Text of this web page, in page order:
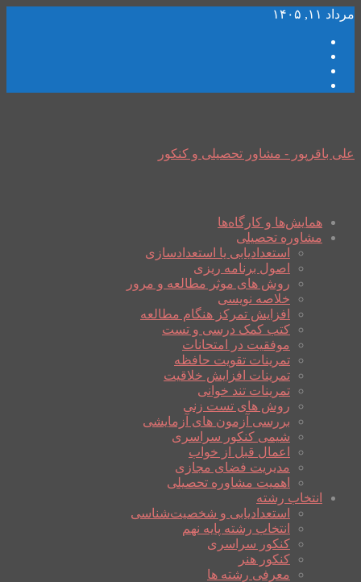
مرداد ۱۱, ۱۴۰۵
علی باقرپور - مشاور تحصیلی و کنکور
همایش‌ها و کارگاه‌ها
مشاوره تحصیلی
استعدادیابی یا استعدادسازی
اصول برنامه ریزی
روش های موثر مطالعه و مرور
خلاصه نویسی
افزایش تمرکز هنگام مطالعه
کتب کمک درسی و تست
موفقیت در امتحانات
تمرینات تقویت حافظه
تمرینات افزایش خلاقیت
تمرینات تند خوانی
روش های تست زنی
بررسی آزمون های آزمایشی
شیمی کنکور سراسری
اعمال قبل از خواب
مدیریت فضای مجازی
اهمیت مشاوره تحصیلی
انتخاب رشته
استعدادیابی و شخصیت‌شناسی
انتخاب رشته پایه نهم
کنکور سراسری
کنکور هنر
معرفی رشته ها